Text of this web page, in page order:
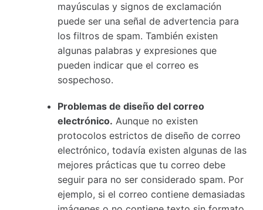
mayúsculas y signos de exclamación
puede ser una señal de advertencia para
los filtros de spam. También existen
algunas palabras y expresiones que
pueden indicar que el correo es
sospechoso.
Problemas de diseño del correo
electrónico. Aunque no existen
protocolos estrictos de diseño de correo
electrónico, todavía existen algunas de las
mejores prácticas que tu correo debe
seguir para no ser considerado spam. Por
ejemplo, si el correo contiene demasiadas